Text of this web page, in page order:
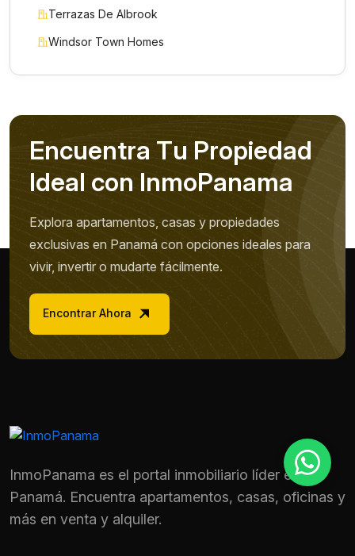
Nombre *
Motivo de consulta *
Mensaje *
Terrazas De Albrook
Windsor Town Homes
Encuentra Tu Propiedad
Ideal con InmoPanama
Explora apartamentos, casas y propiedades
exclusivas en Panamá con opciones ideales para
vivir, invertir o mudarte fácilmente.
Encontrar Ahora
InmoPanama es el portal inmobiliario líder en
Panamá. Encuentra apartamentos, casas, oficinas y
más en venta y alquiler.